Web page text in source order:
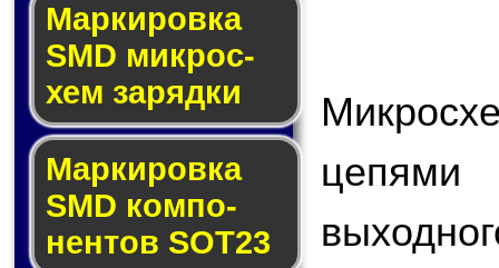
Маркировка
SMD мик­рос­
хем за­ряд­ки
Маркировка
SMD ком­по­
нен­тов SOT23